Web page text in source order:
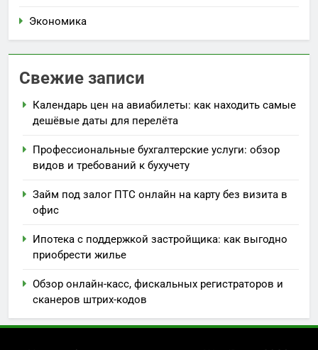
Экономика
Свежие записи
Календарь цен на авиабилеты: как находить самые
дешёвые даты для перелёта
Профессиональные бухгалтерские услуги: обзор
видов и требований к бухучету
Займ под залог ПТС онлайн на карту без визита в
офис
Ипотека с поддержкой застройщика: как выгодно
приобрести жилье
Обзор онлайн-касс, фискальных регистраторов и
сканеров штрих-кодов